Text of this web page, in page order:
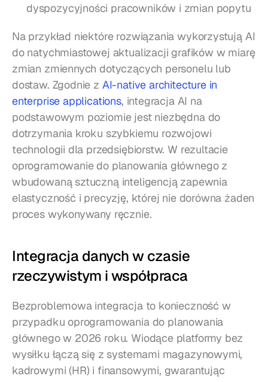
dyspozycyjności pracowników i zmian popytu
Na przykład niektóre rozwiązania wykorzystują AI
do natychmiastowej aktualizacji grafików w miarę
zmian zmiennych dotyczących personelu lub
dostaw. Zgodnie z AI-native architecture in
enterprise applications, integracja AI na
podstawowym poziomie jest niezbędna do
dotrzymania kroku szybkiemu rozwojowi
technologii dla przedsiębiorstw. W rezultacie
oprogramowanie do planowania głównego z
wbudowaną sztuczną inteligencją zapewnia
elastyczność i precyzję, której nie dorówna żaden
proces wykonywany ręcznie.
Integracja danych w czasie
rzeczywistym i współpraca
Bezproblemowa integracja to konieczność w
przypadku oprogramowania do planowania
głównego w 2026 roku. Wiodące platformy bez
wysiłku łączą się z systemami magazynowymi,
kadrowymi (HR) i finansowymi, gwarantując